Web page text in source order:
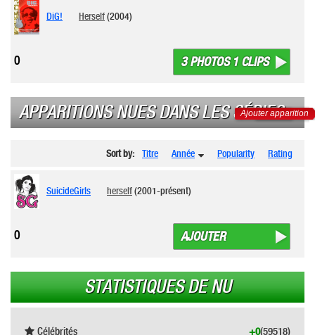
DiG! Herself(2004)
3 PHOTOS 1 CLIPS
0
APPARITIONS NUES DANS LES SÉRIES
Ajouter apparition
Sort by: Titre Année Popularity Rating
SuicideGirls herself(2001-présent)
AJOUTER
0
STATISTIQUES DE NU
Célébrités (59518)
+0